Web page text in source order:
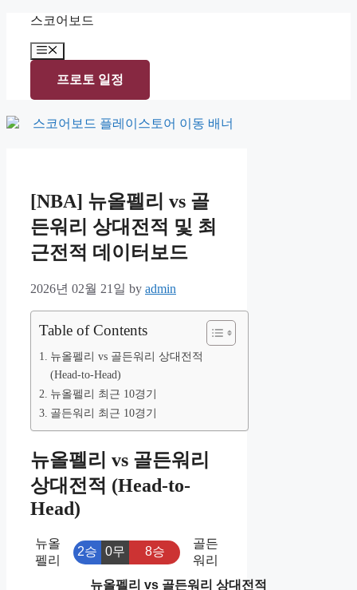
content
스코어보드
Menu
프로토 일정
[NBA] 뉴올펠리 vs 골
든워리 상대전적 및 최
근전적 데이터보드
2026년 02월 21일 by admin
Table of Contents
뉴올펠리 vs 골든워리 상대전적
(Head-to-Head)
뉴올펠리 최근 10경기
골든워리 최근 10경기
뉴올펠리 vs 골든워리
상대전적 (Head-to-
Head)
뉴올
펠리
2승 0무 8승
골든
워리
뉴올펠리 vs 골든워리 상대전적